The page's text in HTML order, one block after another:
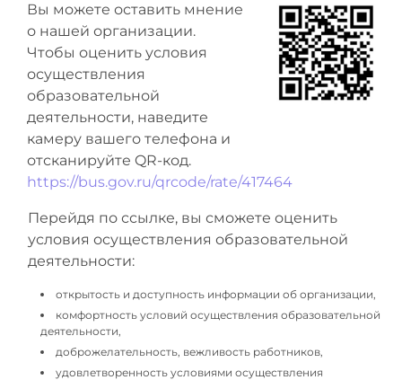
Вы можете оставить мнение
о нашей организации.
Чтобы оценить условия
осуществления
образовательной
деятельности, наведите
камеру вашего телефона и
отсканируйте QR-код.
https://bus.gov.ru/qrcode/rate/417464
Перейдя по ссылке, вы сможете оценить
условия осуществления образовательной
деятельности:
открытость и доступность информации об организации,
комфортность условий осуществления образовательной
деятельности,
доброжелательность, вежливость работников,
удовлетворенность условиями осуществления